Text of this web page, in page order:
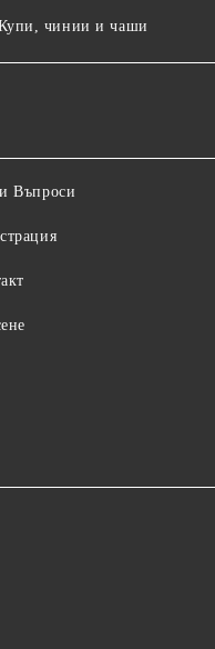
чинии и чаши
Въпроси